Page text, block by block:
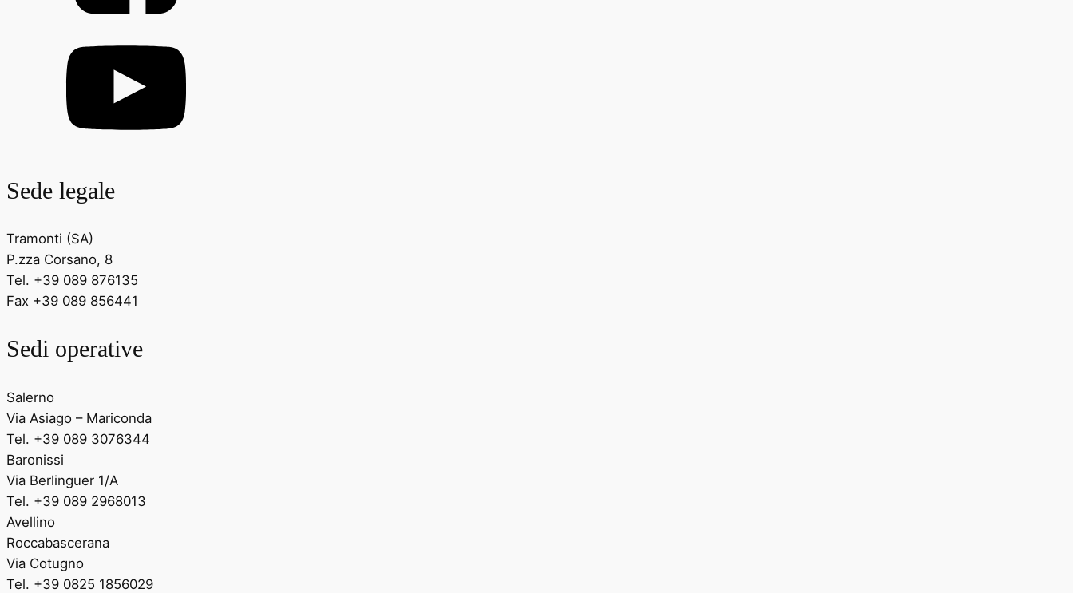
Sede legale
Tramonti (SA)
P.zza Corsano, 8
Tel. +39 089 876135
Fax +39 089 856441
Sedi operative
Salerno
Via Asiago – Mariconda
Tel. +39 089 3076344
Baronissi
Via Berlinguer 1/A
Tel. +39 089 2968013
Avellino
Roccabascerana
Via Cotugno
Tel. +39 0825 1856029